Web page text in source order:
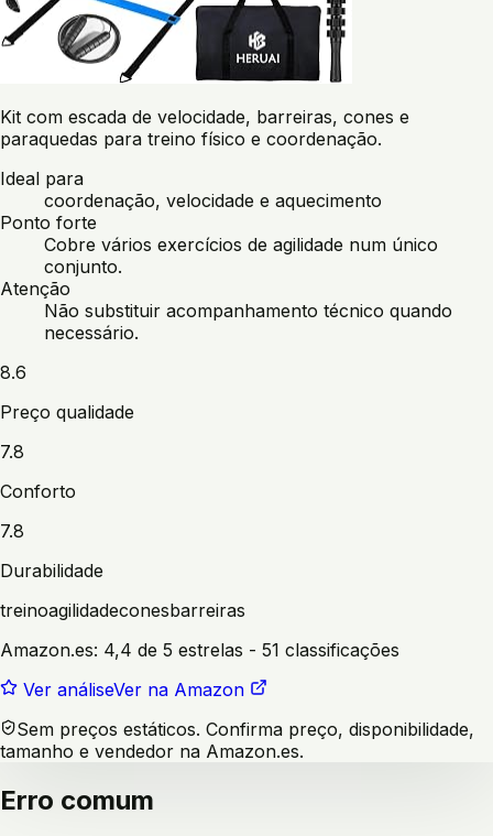
Kit com escada de velocidade, barreiras, cones e
paraquedas para treino físico e coordenação.
Ideal para
coordenação, velocidade e aquecimento
Ponto forte
Cobre vários exercícios de agilidade num único
conjunto.
Atenção
Não substituir acompanhamento técnico quando
necessário.
8.6
Preço qualidade
7.8
Conforto
7.8
Durabilidade
treinoagilidadeconesbarreiras
Amazon.es: 4,4 de 5 estrelas - 51 classificações
Ver análiseVer na Amazon
Sem preços estáticos. Confirma preço, disponibilidade,
tamanho e vendedor na Amazon.es.
Erro comum